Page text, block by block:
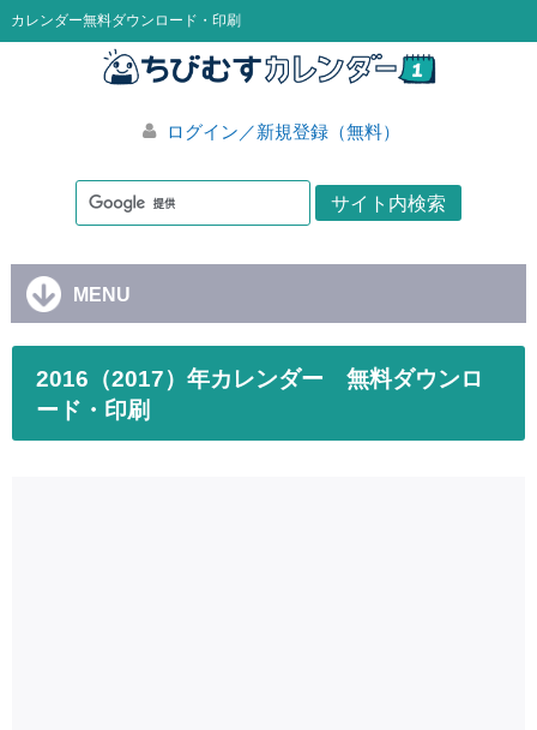
カレンダー無料ダウンロード・印刷
ログイン／新規登録（無料）
MENU
2016（2017）年カレンダー 無料ダウンロ
ード・印刷